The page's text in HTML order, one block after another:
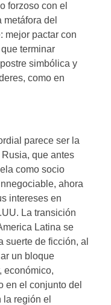
forzoso con el
del
mejor pactar con
terminar
simbólica y
como en
parece ser la
que antes
como socio
ahora
intereses en
La transición
Latina se
suerte de ficción, al
un bloque
económico,
en el conjunto del
región el